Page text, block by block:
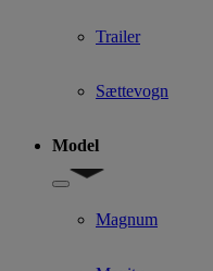
Trailer
Sættevogn
Model
Show submenu for Model
Magnum